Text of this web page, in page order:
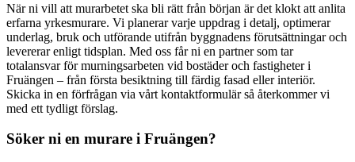
När ni vill att murarbetet ska bli rätt från början är det klokt att anlita
erfarna yrkesmurare. Vi planerar varje uppdrag i detalj, optimerar
underlag, bruk och utförande utifrån byggnadens förutsättningar och
levererar enligt tidsplan. Med oss får ni en partner som tar
totalansvar för murningsarbeten vid bostäder och fastigheter i
Fruängen – från första besiktning till färdig fasad eller interiör.
Skicka in en förfrågan via vårt kontaktformulär så återkommer vi
med ett tydligt förslag.
Söker ni en murare i Fruängen?